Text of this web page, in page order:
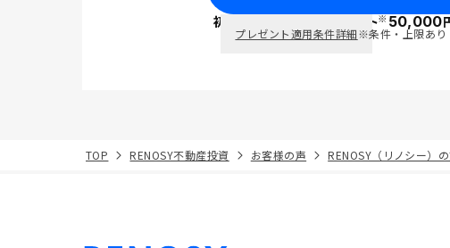
初回面談で ポイント※50,000
プレゼント適用条件詳細※条件・上限あり
TOP RENOSY不動産投資 お客様の声 RENOSY（リノシー）